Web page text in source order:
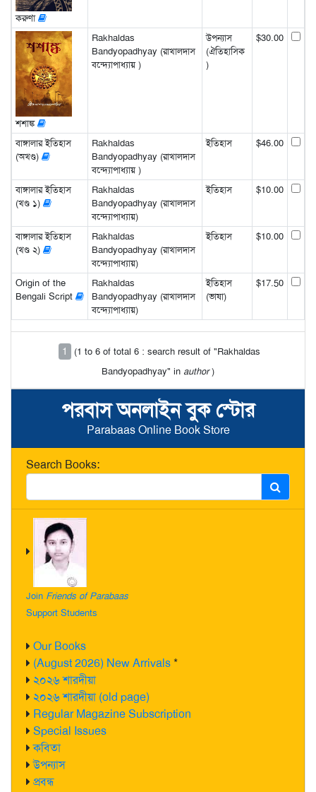
পরবাস অনলাইন বুক স্টোর
Parabaas Online Book Store
Search Books:
Join Friends of Parabaas
Support Students
Our Books
(August 2026) New Arrivals*
২০২৬ শারদীয়া
২০২৬ শারদীয়া (old page)
Regular Magazine Subscription
Special Issues
কবিতা
উপন্যাস
প্রবন্ধ
করুণা
শশাঙ্ক
Rakhaldas
Bandyopadhyay (রাখালদাস
বন্দ্যোপাধ্যায় )
উপন্যাস
(ঐতিহাসিক
)
$30.00
বাঙ্গালার ইতিহাস
(অখণ্ড)
Rakhaldas
Bandyopadhyay (রাখালদাস
বন্দ্যোপাধ্যায় )
ইতিহাস $46.00
বাঙ্গালার ইতিহাস
(খণ্ড ১)
Rakhaldas
Bandyopadhyay (রাখালদাস
বন্দ্যোপাধ্যায়)
ইতিহাস $10.00
বাঙ্গালার ইতিহাস
(খণ্ড ২)
Rakhaldas
Bandyopadhyay (রাখালদাস
বন্দ্যোপাধ্যায়)
ইতিহাস $10.00
Origin of the
Bengali Script
Rakhaldas
Bandyopadhyay (রাখালদাস
বন্দ্যোপাধ্যায়)
ইতিহাস
(ভাষা)
$17.50
1
(1 to 6 of total 6 : search result of "Rakhaldas
Bandyopadhyay" in author)